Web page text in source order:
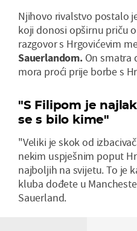
Njihovo rivalstvo postalo
koji donosi opširnu priču
razgovor s Hrgovićevim
Sauerlandom.On smatra
mora proći prije borbe s
"S Filipom je
se s bilo kime"
"Veliki je skok od
nekim uspješnim poput
najboljih na svijetu. To je
kluba dođete u
Sauerland.